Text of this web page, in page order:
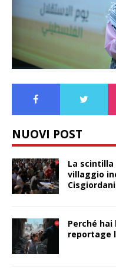
NUOVI POST
La scintilla
villaggio
Perché hai
reportage